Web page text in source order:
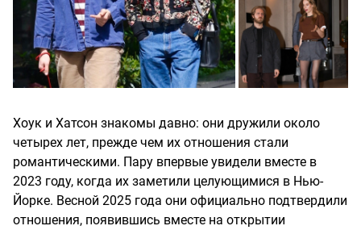
Хоук и Хатсон знакомы давно: они дружили около
четырех лет, прежде чем их отношения стали
романтическими. Пару впервые увидели вместе в
2023 году, когда их заметили целующимися в Нью-
Йорке. Весной 2025 года они официально подтвердили
отношения, появившись вместе на открытии